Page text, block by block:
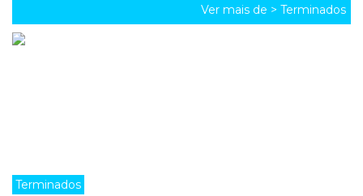
Ver mais de > Terminados
Terminados